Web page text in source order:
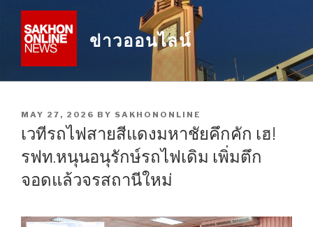
content
ข่าวออนไลน์
POSTED
MAY 27, 2026 BY SAKHONONLINE
เวทีรถไฟสายสีแดงมหาชัยคึกคัก เฮ!
รฟท.หนุนอนุรักษ์รถไฟเดิม เพิ่มตึก
จอดแล้วจรสถานีใหม่